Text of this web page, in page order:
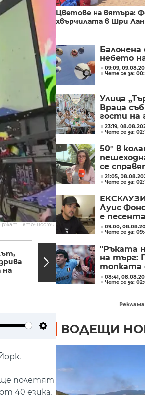
неточности.
на
Опашки
"Малко
Турция
Settings
ще полетят
40 езика,
Цветове на вятъра:
хвърчилата в Шри
небето
09:09,
Чете се за:
Улица
Враца
гости на
първия
„Общата
23:19,
Чете се за:
50° в
се
21:05,
Чете се за:
Луис
е
живота
09:00,
Чете се за:
"Ръката
на търг:
топката
гол на
08:41,
Чете се за:
Реклама
ВОДЕЩИ